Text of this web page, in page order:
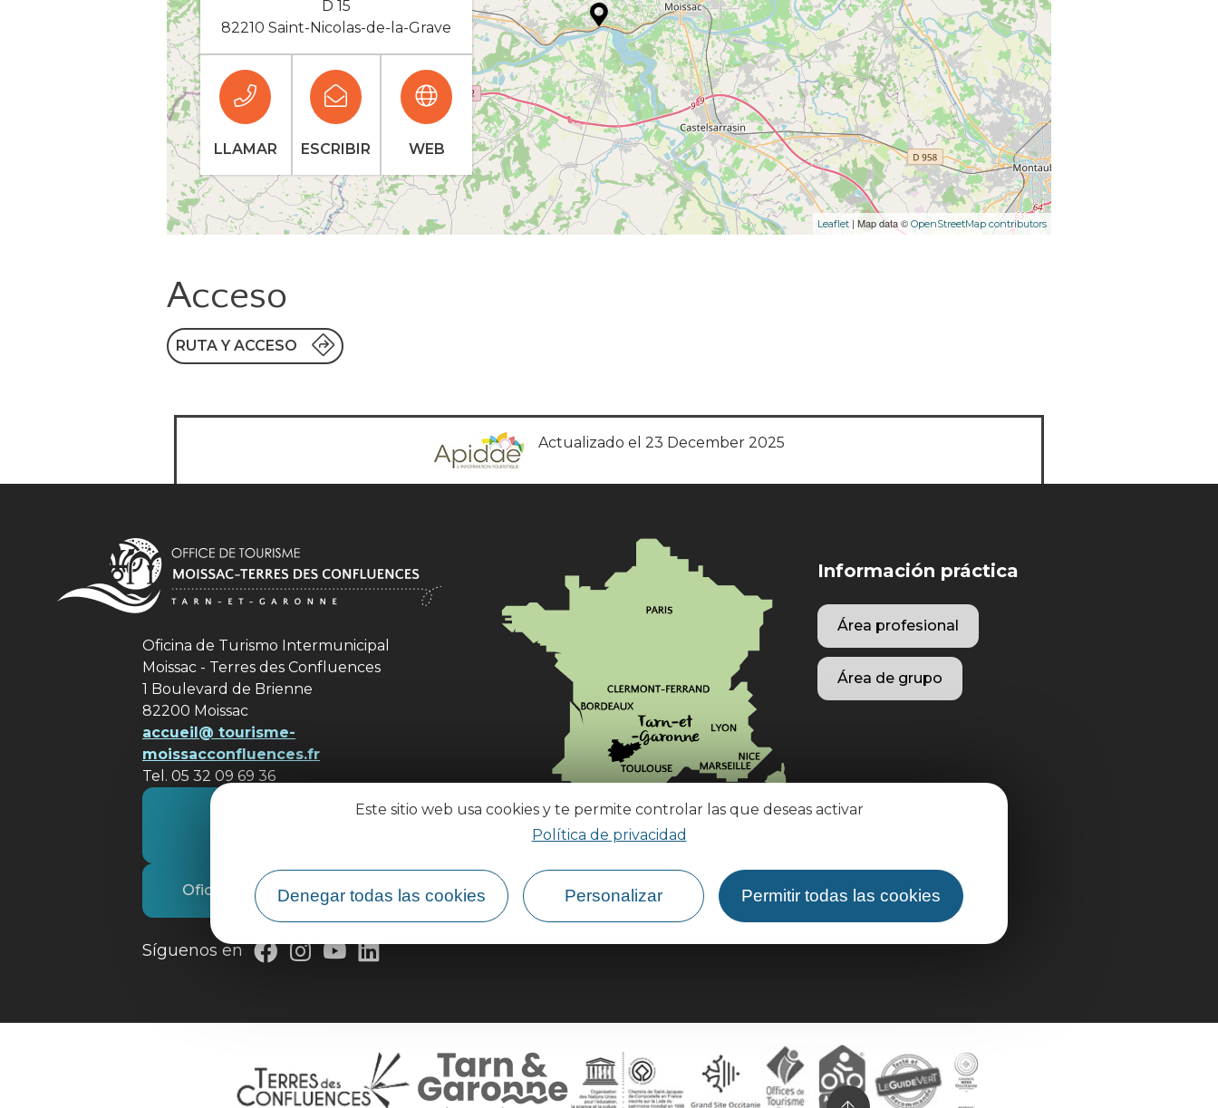
Este sitio web usa cookies y te permite controlar las que deseas activar
Política de privacidad
Denegar todas las cookies Personalizar Permitir todas las cookies
Leaflet | Map data © OpenStreetMap contributors
D 15
82210 Saint-Nicolas-de-la-Grave
LLAMAR ESCRIBIR WEB
Acceso
RUTA Y ACCESO
Actualizado el 23 December 2025
Oficina de Turismo Intermunicipal
Moissac - Terres des Confluences
1 Boulevard de Brienne
82200 Moissac
accueil@ tourisme-
moissacconfluences.fr
Tel. 05 32 09 69 36
Póngase en contacto con
Oficina de Turismo
Síguenos en
¿Cómo llegar?
Información práctica
Área profesional
Área de grupo